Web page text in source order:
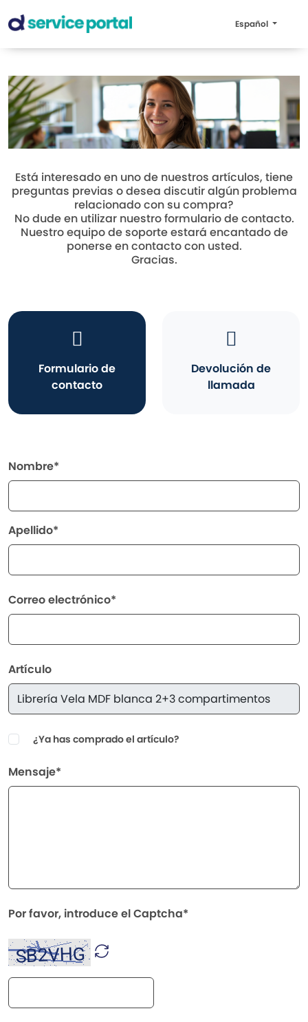
Español
Está interesado en uno de nuestros artículos, tiene
preguntas previas o desea discutir algún problema
relacionado con su compra?
No dude en utilizar nuestro formulario de contacto.
Nuestro equipo de soporte estará encantado de
ponerse en contacto con usted.
Gracias.
Formulario de
contacto
Devolución de
llamada
Nombre*
Apellido*
Correo electrónico*
Artículo
¿Ya has comprado el artículo?
Mensaje*
Por favor, introduce el Captcha*